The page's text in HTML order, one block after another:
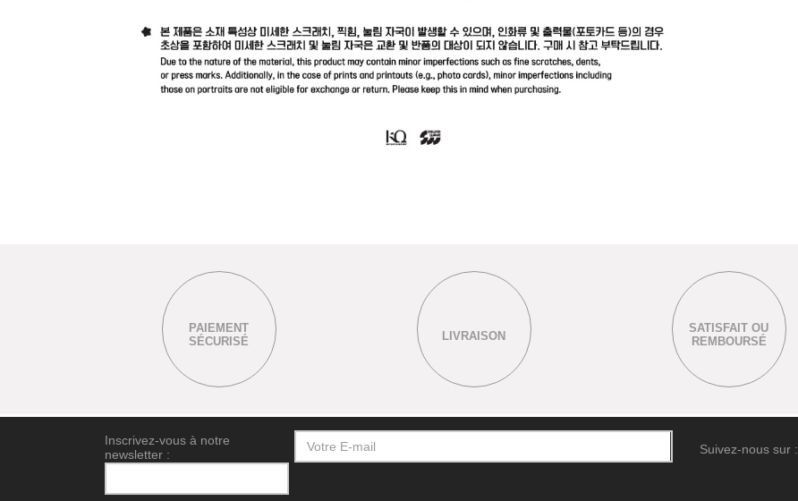
PAIEMENT
SÉCURISÉ
LIVRAISON
SATISFAIT OU
REMBOURSÉ
Inscrivez-vous à notre
newsletter :
Suivez-nous sur :